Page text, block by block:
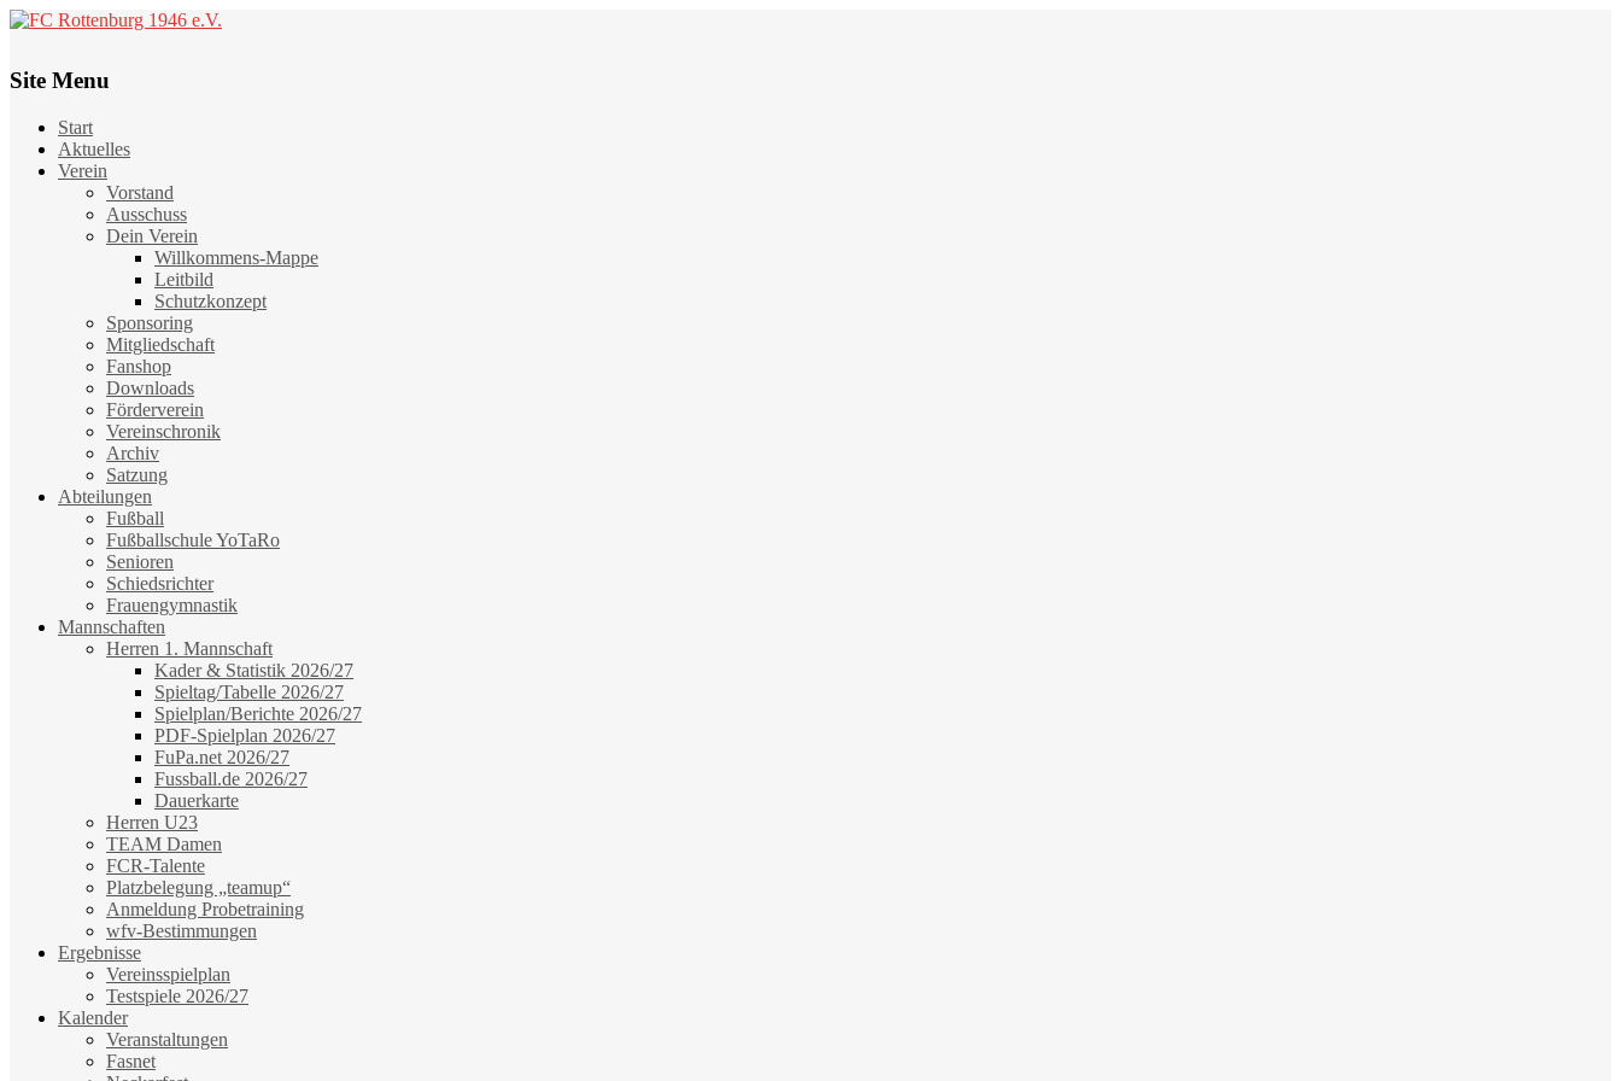
Site Menu
Start
Aktuelles
Verein
Vorstand
Ausschuss
Dein Verein
Willkommens-Mappe
Leitbild
Schutzkonzept
Sponsoring
Mitgliedschaft
Fanshop
Downloads
Förderverein
Vereinschronik
Archiv
Satzung
Abteilungen
Fußball
Fußballschule YoTaRo
Senioren
Schiedsrichter
Frauengymnastik
Mannschaften
Herren 1. Mannschaft
Kader & Statistik 2026/27
Spieltag/Tabelle 2026/27
Spielplan/Berichte 2026/27
PDF-Spielplan 2026/27
FuPa.net 2026/27
Fussball.de 2026/27
Dauerkarte
Herren U23
TEAM Damen
FCR-Talente
Platzbelegung „teamup“
Anmeldung Probetraining
wfv-Bestimmungen
Ergebnisse
Vereinsspielplan
Testspiele 2026/27
Kalender
Veranstaltungen
Fasnet